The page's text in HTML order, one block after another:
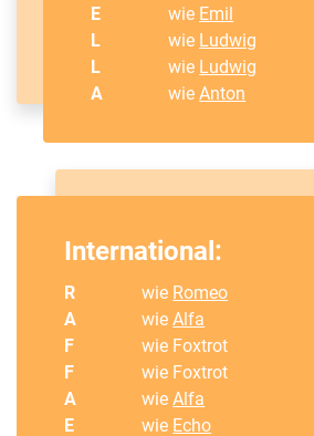
E
wie Emil
L
wie Ludwig
L
wie Ludwig
A
wieAnton
International:
R wie Romeo
A
wieAlfa
F
wie Foxtrot
F
wie Foxtrot
A
wieAlfa
E
wie Echo